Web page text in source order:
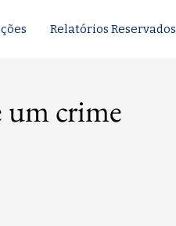
Relatórios Reservados
um crime